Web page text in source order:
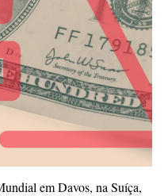
em Davos, na Suíça,